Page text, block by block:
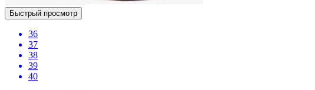
Быстрый просмотр
36
37
38
39
40